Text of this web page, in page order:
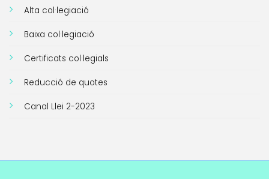
Alta col·legiació
Baixa col·legiació
Certificats col·legials
Reducció de quotes
Canal Llei 2-2023